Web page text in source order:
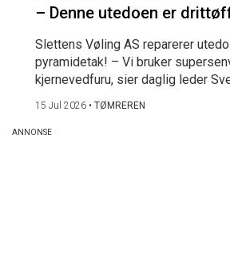
– Denne utedoen er
Slettens Vøling AS reparerer
pyramidetak! – Vi bruker
kjernevedfuru, sier daglig leder
15 Jul 2026 • TØMREREN